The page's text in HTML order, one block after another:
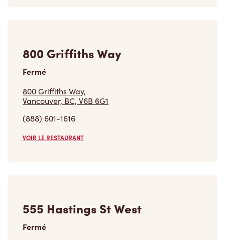
800 Griffiths Way
Fermé
800 Griffiths Way,
Vancouver, BC, V6B 6G1
(888) 601-1616
VOIR LE RESTAURANT
555 Hastings St West
Fermé